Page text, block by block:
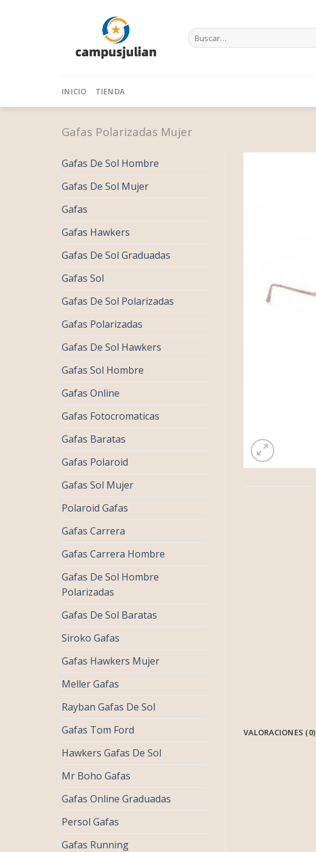
Buscar
por:
INICIO TIENDA
Gafas Polarizadas Mujer
Gafas De Sol Hombre
Gafas De Sol Mujer
Gafas
Gafas Hawkers
Gafas De Sol Graduadas
Gafas Sol
Gafas De Sol Polarizadas
Gafas Polarizadas
Gafas De Sol Hawkers
Gafas Sol Hombre
Gafas Online
Gafas Fotocromaticas
Gafas Baratas
Gafas Polaroid
Gafas Sol Mujer
Polaroid Gafas
Gafas Carrera
Gafas Carrera Hombre
Gafas De Sol Hombre
Polarizadas
Gafas De Sol Baratas
Siroko Gafas
Gafas Hawkers Mujer
Meller Gafas
Rayban Gafas De Sol
Gafas Tom Ford
Hawkers Gafas De Sol
Mr Boho Gafas
Gafas Online Graduadas
Persol Gafas
Gafas Running
VALORACIONES (0)